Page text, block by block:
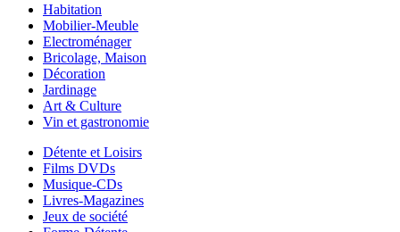
Habitation
Mobilier-Meuble
Electroménager
Bricolage, Maison
Décoration
Jardinage
Art & Culture
Vin et gastronomie
Détente et Loisirs
Films DVDs
Musique-CDs
Livres-Magazines
Jeux de société